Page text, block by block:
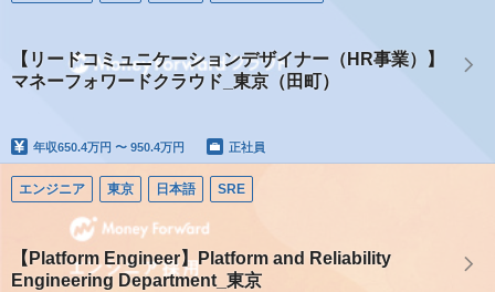
【リードコミュニケーションデザイナー（HR事業）】
マネーフォワードクラウド_東京（田町）
年収650.4万円 〜 950.4万円 正社員
エンジニア 東京 日本語 SRE
【Platform Engineer】Platform and Reliability
Engineering Department_東京